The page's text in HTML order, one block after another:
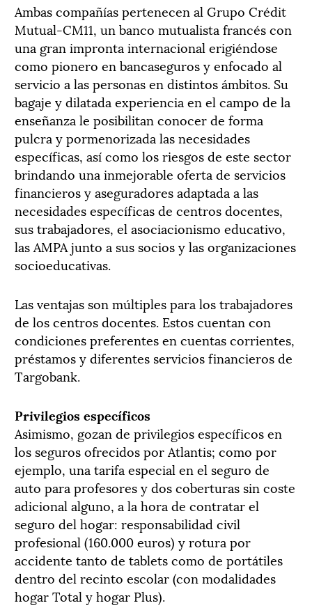
Ambas compañías pertenecen al Grupo Crédit
Mutual-CM11, un banco mutualista francés con
una gran impronta internacional erigiéndose
como pionero en bancaseguros y enfocado al
servicio a las personas en distintos ámbitos. Su
bagaje y dilatada experiencia en el campo de la
enseñanza le posibilitan conocer de forma
pulcra y pormenorizada las necesidades
específicas, así como los riesgos de este sector
brindando una inmejorable oferta de servicios
financieros y aseguradores adaptada a las
necesidades específicas de centros docentes,
sus trabajadores, el asociacionismo educativo,
las AMPA junto a sus socios y las organizaciones
socioeducativas.
Las ventajas son múltiples para los trabajadores
de los centros docentes. Estos cuentan con
condiciones preferentes en cuentas corrientes,
préstamos y diferentes servicios financieros de
Targobank.
Privilegios específicos
Asimismo, gozan de privilegios específicos en
los seguros ofrecidos por Atlantis; como por
ejemplo, una tarifa especial en el seguro de
auto para profesores y dos coberturas sin coste
adicional alguno, a la hora de contratar el
seguro del hogar: responsabilidad civil
profesional (160.000 euros) y rotura por
accidente tanto de tablets como de portátiles
dentro del recinto escolar (con modalidades
hogar Total y hogar Plus).